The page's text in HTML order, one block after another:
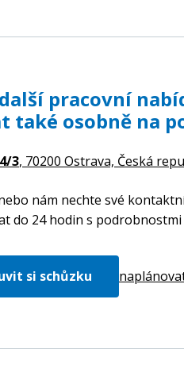
pracovní
také osobně na
3, 70200 Ostrava, Česká
nám nechte své
do 24 hodin s podrobnostmi
si schůzku